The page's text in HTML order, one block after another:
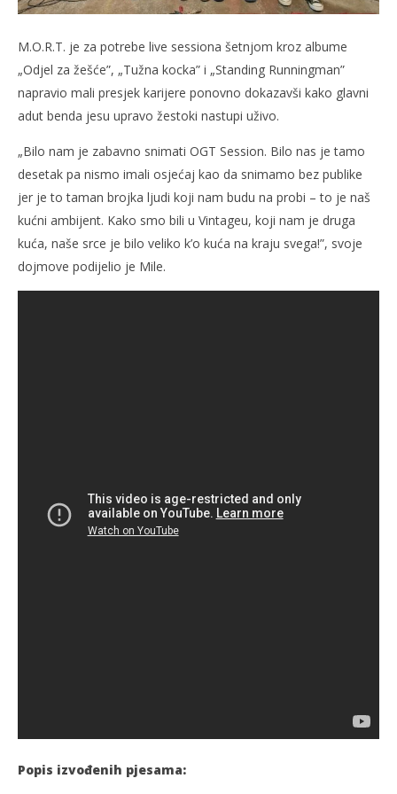
M.O.R.T. je za potrebe live sessiona šetnjom kroz albume
„Odjel za žešće”, „Tužna kocka” i „Standing Runningman”
napravio mali presjek karijere ponovno dokazavši kako glavni
adut benda jesu upravo žestoki nastupi uživo.
„Bilo nam je zabavno snimati OGT Session. Bilo nas je tamo
desetak pa nismo imali osjećaj kao da snimamo bez publike
jer je to taman brojka ljudi koji nam budu na probi – to je naš
kućni ambijent. Kako smo bili u Vintageu, koji nam je druga
kuća, naše srce je bilo veliko k’o kuća na kraju svega!”, svoje
dojmove podijelio je Mile.
Popis izvođenih pjesama: